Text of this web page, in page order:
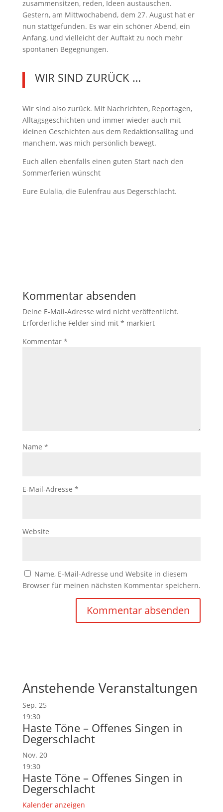
zusammensitzen, reden, Ideen austauschen.
Gestern, am Mittwochabend, dem 27. August hat er
nun stattgefunden. Es war ein schöner Abend, ein
Anfang, und vielleicht der Auftakt zu noch mehr
spontanen Begegnungen.
WIR SIND ZURÜCK …
Wir sind also zurück. Mit Nachrichten, Reportagen,
Alltagsgeschichten und immer wieder auch mit
kleinen Geschichten aus dem Redaktionsalltag und
manchem, was mich persönlich bewegt.
Euch allen ebenfalls einen guten Start nach den
Sommerferien wünscht
Eure Eulalia, die Eulenfrau aus Degerschlacht.
Kommentar absenden
Deine E-Mail-Adresse wird nicht veröffentlicht.
Erforderliche Felder sind mit * markiert
Kommentar *
Name *
E-Mail-Adresse *
Website
Name, E-Mail-Adresse und Website in diesem
Browser für meinen nächsten Kommentar speichern.
Anstehende Veranstaltungen
Sep. 25
19:30
Haste Töne – Offenes Singen in
Degerschlacht
Nov. 20
19:30
Haste Töne – Offenes Singen in
Degerschlacht
Kalender anzeigen